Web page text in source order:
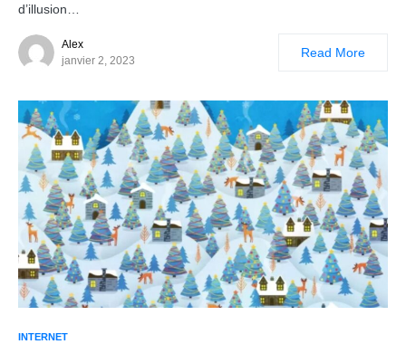
d’illusion…
Alex
janvier 2, 2023
Read More
INTERNET